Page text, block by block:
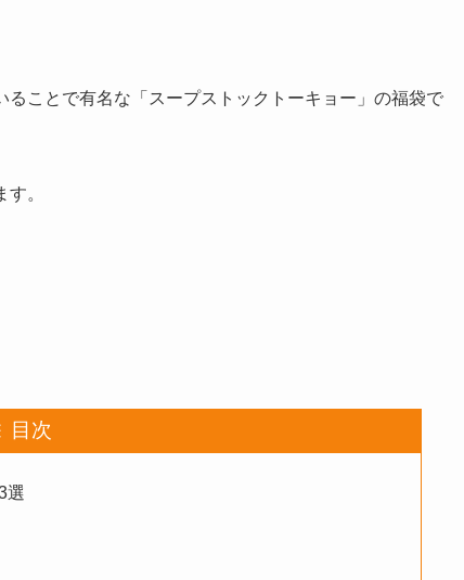
ことで有名な「スープストックトーキョー」の福袋で
す。
目次
選